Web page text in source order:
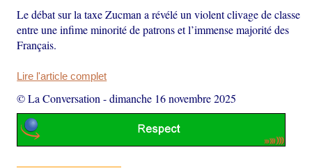
Le débat sur la taxe Zucman a révélé un violent clivage de classe
entre une infime minorité de patrons et l’immense majorité des
Français.
Lire l'article complet
© La Conversation -dimanche 16 novembre 2025